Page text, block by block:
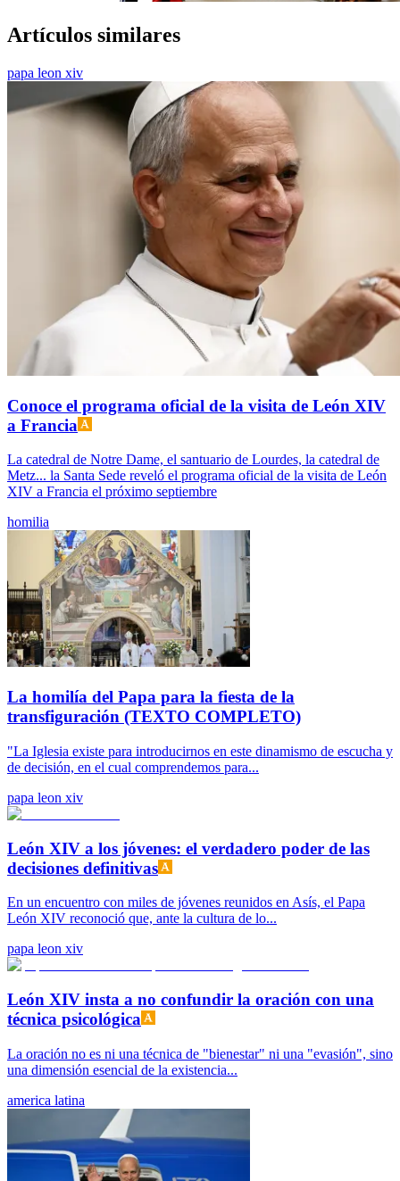
Artículos similares
papa leon xiv
Conoce el programa oficial de la visita de León XIV
a Francia
La catedral de Notre Dame, el santuario de Lourdes, la catedral de
Metz... la Santa Sede reveló el programa oficial de la visita de León
XIV a Francia el próximo septiembre
homilia
La homilía del Papa para la fiesta de la
transfiguración (TEXTO COMPLETO)
"La Iglesia existe para introducirnos en este dinamismo de escucha y
de decisión, en el cual comprendemos para...
papa leon xiv
León XIV a los jóvenes: el verdadero poder de las
decisiones definitivas
En un encuentro con miles de jóvenes reunidos en Asís, el Papa
León XIV reconoció que, ante la cultura de lo...
papa leon xiv
León XIV insta a no confundir la oración con una
técnica psicológica
La oración no es ni una técnica de "bienestar" ni una "evasión", sino
una dimensión esencial de la existencia...
america latina